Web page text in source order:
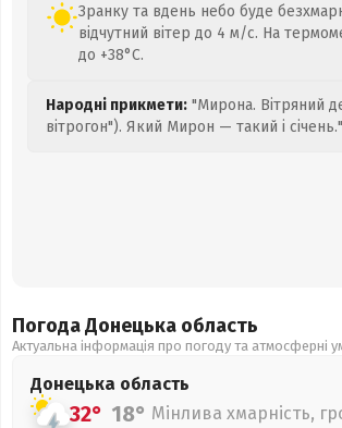
Зранку та вдень небо буде
відчутний вітер до 4 м/с. На
до +38°C.
Народні прикмети: "Мирона. Вітряний
вітрогон"). Який Мирон — такий і січень."
Погода Донецька область
Актуальна інформація про погоду та атмосферні
Донецька область
32° 18° Мінлива хмарність,